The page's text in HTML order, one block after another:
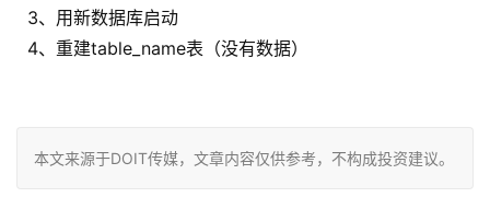
3、用新数据库启动
4、重建table_name表（没有数据）
本文来源于DOIT传媒，文章内容仅供参考，不构成投资建议。